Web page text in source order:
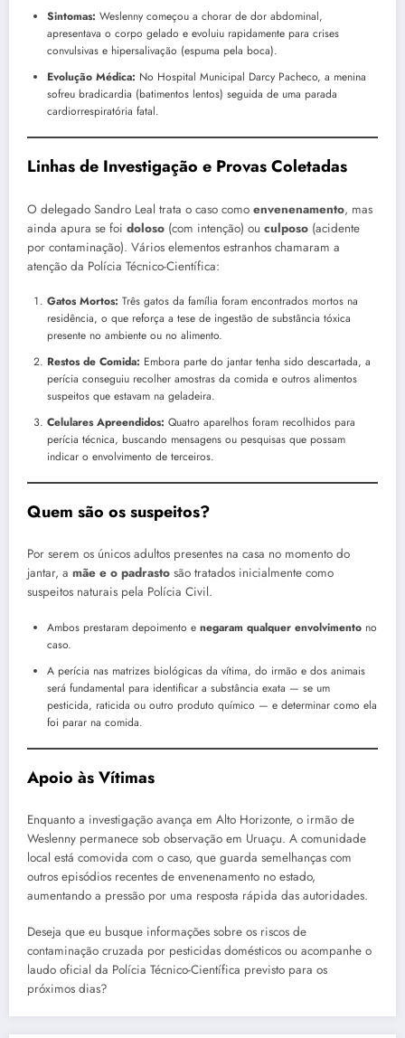
Sintomas: Weslenny começou a chorar de dor abdominal,
apresentava o corpo gelado e evoluiu rapidamente para crises
convulsivas e hipersalivação (espuma pela boca).
Evolução Médica: No Hospital Municipal Darcy Pacheco, a menina
sofreu bradicardia (batimentos lentos) seguida de uma parada
cardiorrespiratória fatal.
Linhas de Investigação e Provas Coletadas
O delegado Sandro Leal trata o caso como envenenamento, mas
ainda apura se foi doloso (com intenção) ou culposo (acidente
por contaminação). Vários elementos estranhos chamaram a
atenção da Polícia Técnico-Científica:
Gatos Mortos: Três gatos da família foram encontrados mortos na
residência, o que reforça a tese de ingestão de substância tóxica
presente no ambiente ou no alimento.
Restos de Comida: Embora parte do jantar tenha sido descartada, a
perícia conseguiu recolher amostras da comida e outros alimentos
suspeitos que estavam na geladeira.
Celulares Apreendidos: Quatro aparelhos foram recolhidos para
perícia técnica, buscando mensagens ou pesquisas que possam
indicar o envolvimento de terceiros.
Quem são os suspeitos?
Por serem os únicos adultos presentes na casa no momento do
jantar, a mãe e o padrasto são tratados inicialmente como
suspeitos naturais pela Polícia Civil.
Ambos prestaram depoimento e negaram qualquer envolvimento no
caso.
A perícia nas matrizes biológicas da vítima, do irmão e dos animais
será fundamental para identificar a substância exata — se um
pesticida, raticida ou outro produto químico — e determinar como ela
foi parar na comida.
Apoio às Vítimas
Enquanto a investigação avança em Alto Horizonte, o irmão de
Weslenny permanece sob observação em Uruaçu. A comunidade
local está comovida com o caso, que guarda semelhanças com
outros episódios recentes de envenenamento no estado,
aumentando a pressão por uma resposta rápida das autoridades.
Deseja que eu busque informações sobre os riscos de
contaminação cruzada por pesticidas domésticos ou acompanhe o
laudo oficial da Polícia Técnico-Científica previsto para os
próximos dias?